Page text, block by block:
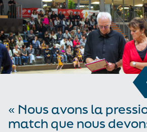
« Nous avons la
match que nous